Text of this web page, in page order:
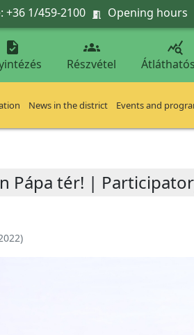
+36 1/459-2100  Opening hours
 
Részvétel

News in the district Events and
Pápa tér! |
)